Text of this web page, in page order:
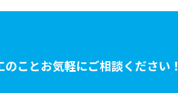
ことお気軽にご相談ください！